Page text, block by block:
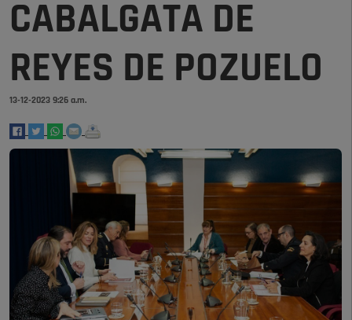
CABALGATA DE
REYES DE POZUELO
13-12-2023 9:26 a.m.